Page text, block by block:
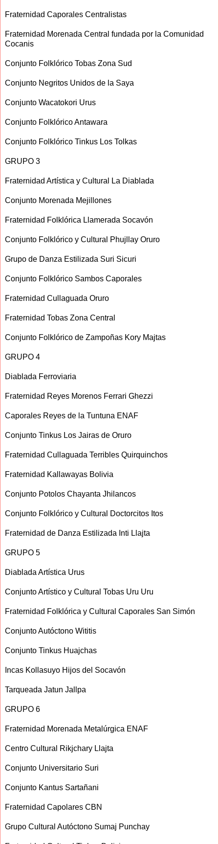
Fraternidad Caporales Centralistas
Fraternidad Morenada Central fundada por la Comunidad
Cocanis
Conjunto Folklórico Tobas Zona Sud
Conjunto Negritos Unidos de la Saya
Conjunto Wacatokori Urus
Conjunto Folklórico Antawara
Conjunto Folklórico Tinkus Los Tolkas
GRUPO 3
Fraternidad Artística y Cultural La Diablada
Conjunto Morenada Mejillones
Fraternidad Folklórica Llamerada Socavón
Conjunto Folklórico y Cultural Phujllay Oruro
Grupo de Danza Estilizada Suri Sicuri
Conjunto Folklórico Sambos Caporales
Fraternidad Cullaguada Oruro
Fraternidad Tobas Zona Central
Conjunto Folklórico de Zampoñas Kory Majtas
GRUPO 4
Diablada Ferroviaria
Fraternidad Reyes Morenos Ferrari Ghezzi
Caporales Reyes de la Tuntuna ENAF
Conjunto Tinkus Los Jairas de Oruro
Fraternidad Cullaguada Terribles Quirquinchos
Fraternidad Kallawayas Bolivia
Conjunto Potolos Chayanta Jhilancos
Conjunto Folklórico y Cultural Doctorcitos Itos
Fraternidad de Danza Estilizada Inti Llajta
GRUPO 5
Diablada Artística Urus
Conjunto Artístico y Cultural Tobas Uru Uru
Fraternidad Folklórica y Cultural Caporales San Simón
Conjunto Autóctono Wititis
Conjunto Tinkus Huajchas
Incas Kollasuyo Hijos del Socavón
Tarqueada Jatun Jallpa
GRUPO 6
Fraternidad Morenada Metalúrgica ENAF
Centro Cultural Rikjchary Llajta
Conjunto Universitario Suri
Conjunto Kantus Sartañani
Fraternidad Capolares CBN
Grupo Cultural Autóctono Sumaj Punchay